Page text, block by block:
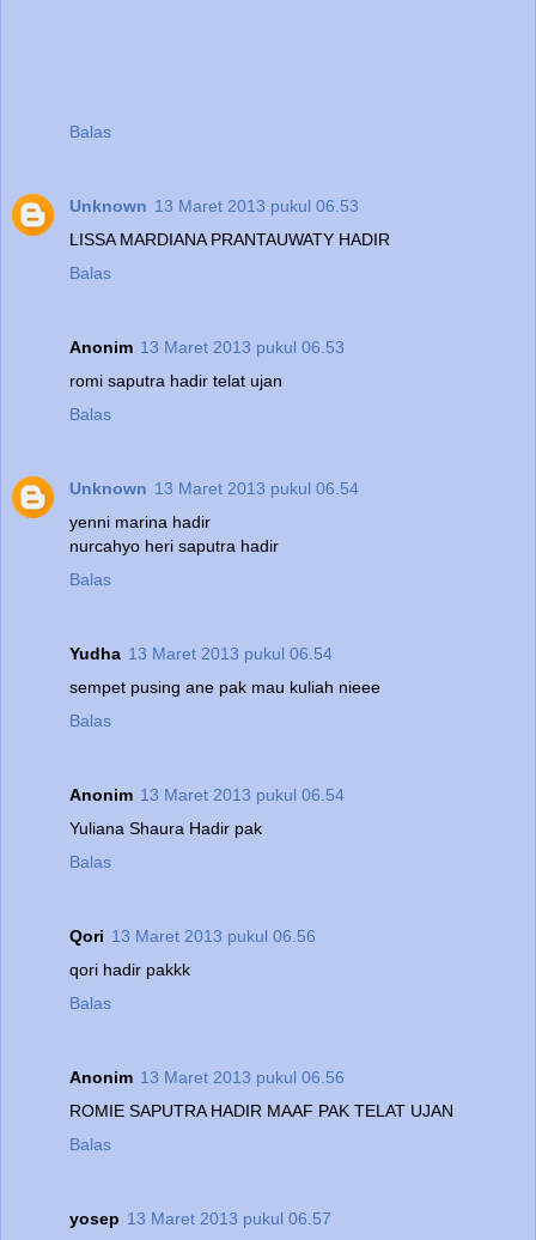
Balas
Unknown 13 Maret 2013 pukul 06.53
LISSA MARDIANA PRANTAUWATY HADIR
Balas
Anonim 13 Maret 2013 pukul 06.53
romi saputra hadir telat ujan
Balas
Unknown 13 Maret 2013 pukul 06.54
yenni marina hadir
nurcahyo heri saputra hadir
Balas
Yudha 13 Maret 2013 pukul 06.54
sempet pusing ane pak mau kuliah nieee
Balas
Anonim 13 Maret 2013 pukul 06.54
Yuliana Shaura Hadir pak
Balas
Qori 13 Maret 2013 pukul 06.56
qori hadir pakkk
Balas
Anonim 13 Maret 2013 pukul 06.56
ROMIE SAPUTRA HADIR MAAF PAK TELAT UJAN
Balas
yosep 13 Maret 2013 pukul 06.57